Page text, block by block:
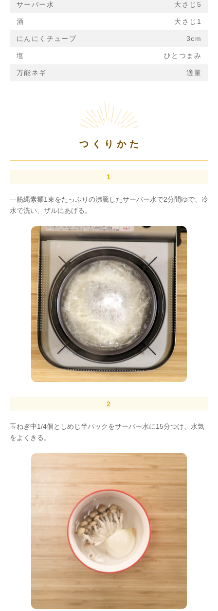
サーバー水 大さじ5
酒 大さじ1
にんにくチューブ 3cm
塩 ひとつまみ
万能ネギ 適量
つくりかた
一筋縄素麺1束をたっぷりの沸騰したサーバー水で2分間ゆで、冷
水で洗い、ザルにあげる。
玉ねぎ中1/4個としめじ半パックをサーバー水に15分つけ、水気
をよくきる。